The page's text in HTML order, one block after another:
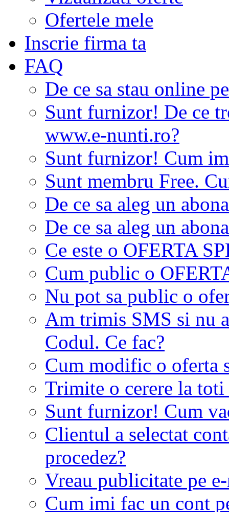
Ofertele mele
Inscrie firma ta
FAQ
De ce sa stau online
Sunt furnizor! De ce
www.e-nunti.ro?
Sunt furnizor! Cum
Sunt membru Free.
De ce sa aleg un
De ce sa aleg un
Ce este o OFERTA
Cum public o
Nu pot sa public o
Am trimis SMS si nu
Codul. Ce fac?
Cum modific o oferta
Trimite o cerere la
Sunt furnizor! Cum
Clientul a selectat
procedez?
Vreau publicitate pe
Cum imi fac un cont